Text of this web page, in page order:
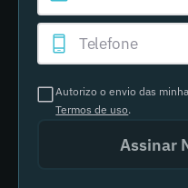
Autorizo o envio das
Termos de uso.
Assinar